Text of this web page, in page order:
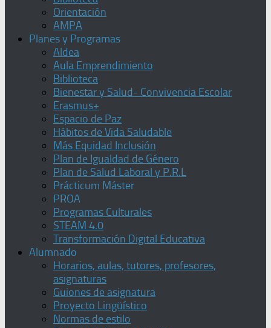
Orientación
AMPA
Planes y Programas
Aldea
Aula Emprendimiento
Biblioteca
Bienestar y Salud- Convivencia Escolar
Erasmus+
Espacio de Paz
Hábitos de Vida Saludable
Más Equidad Inclusión
Plan de Igualdad de Género
Plan de Salud Laboral y P.R.L
Prácticum Máster
PROA
Programas Culturales
STEAM 4.0
Transformación Digital Educativa
Alumnado
Horarios, aulas, tutores, profesores,
asignaturas
Guiones de asignatura
Proyecto Lingüístico
Normas de estilo